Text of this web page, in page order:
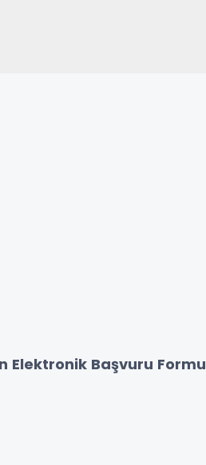
Elektronik Başvuru Formu